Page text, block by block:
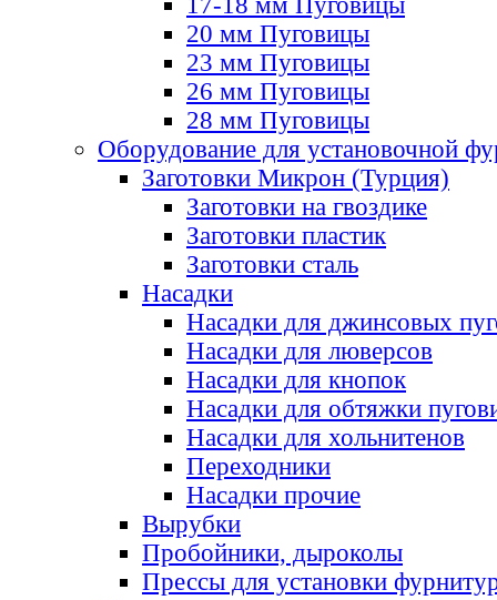
20 мм Пуговицы
23 мм Пуговицы
26 мм Пуговицы
28 мм Пуговицы
Оборудование для установочной
Заготовки Микрон (Турция)
Заготовки на гвоздике
Заготовки пластик
Заготовки сталь
Насадки
Насадки для джинсовых
Насадки для люверсов
Насадки для кнопок
Насадки для обтяжки
Насадки для хольнитенов
Переходники
Насадки прочие
Вырубки
Пробойники, дыроколы
Прессы для установки